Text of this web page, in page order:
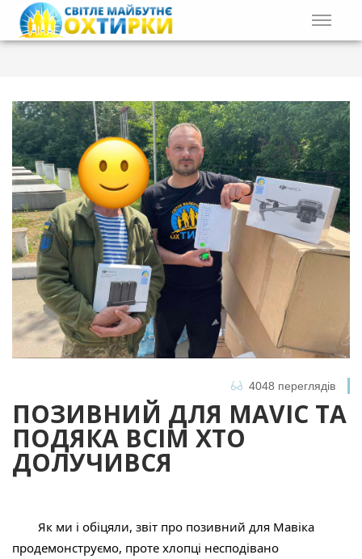
4048 переглядів
ПОЗИВНИЙ ДЛЯ MAVIC ТА
ПОДЯКА ВСІМ ХТО
ДОЛУЧИВСЯ
продемонструємо, проте хлопці несподівано